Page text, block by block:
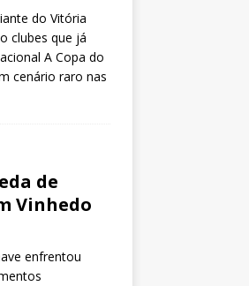
do Vitória
clubes que já
A Copa do
cenário raro nas
de
Vinhedo
enfrentou